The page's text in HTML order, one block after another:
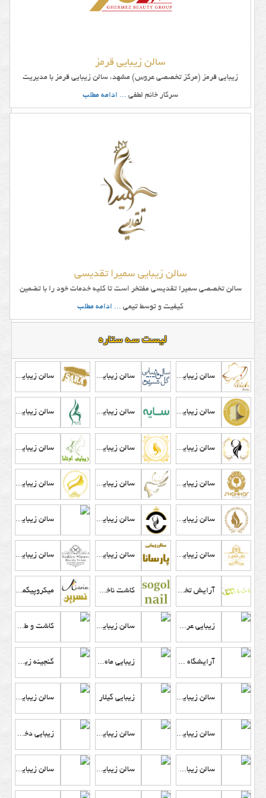
سالن زیبایی قرمز
زیبایی قرمز (مرکز تخصصی عروس) مشهد، سالن زیبایی قرمز با مدیریت
سرکار خانم لطفی ... ادامه مطلب
سالن زیبایی سمیرا تقدیسی
سالن تخصصی سمیرا تقدیسی مفتخر است تا کلیه خدمات خود را با تضمین
کیفیت و توسط تیمی ... ادامه مطلب
لیست سه ستاره
سالن زیبایی زنانه تی تیش سالن زیبایی گل نسرین سالن زیبایی سارا
سالن زیبایی بانو تک سالن زیبایی سایه سالن زیبایی سیمای هنر
سالن زیبایی سحر سالن زیبایی حس زیبایی سالن زیبایی اوتانا
سالن زیبایی شاهکار سالن زیبایی گندم طلایی سالن زیبایی هنر
سالن زیبایی تاپ رخ سالن زیبایی گلاروس سالن زیبایی ترلان
سالن زیبایی سیمین رخ سالن زیبایی تاپ پارسنا سالن زیبایی قیچی طلایی
آرایش تخصصی عروس رزآرا کاشت ناخن سوگل میکروپیگمنتیشن نسرین
زیبایی عروس مریم سالن زیبایی مشاطه کاشت و طراحی ناخن مارال
آرایشگاه ردیمه زیبایی ماه گل رخ گنجینه زیبایی تایسیز
سالن زیبایی وندا زیبایی گیلار سالن زیبایی گل پری
سالن زیبایی نارسیس سالن زیبایی عروس نازی زیبایی دختر خورشید
سالن زیبای الماگل سالن زیبایی ستاره نوشین سالن زیبایی الف